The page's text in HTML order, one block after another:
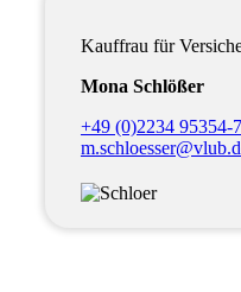
Kauffrau für
Mona Schlößer
+49 (0)2234 95354-